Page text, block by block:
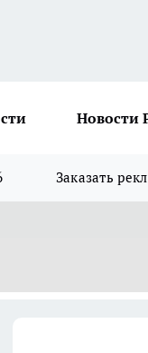
Новости
Заказать